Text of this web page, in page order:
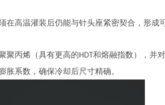
在高温灌装后仍能与针头座紧密契合，形成
聚丙烯（具有更高的HDT 和熔融指数），并
系数，确保冷却后尺寸精确。